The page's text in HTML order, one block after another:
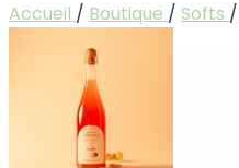
Accueil / Boutique / Softs /